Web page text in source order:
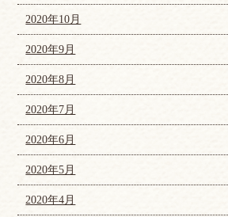
2020年10月
2020年9月
2020年8月
2020年7月
2020年6月
2020年5月
2020年4月